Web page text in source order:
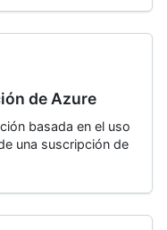
de Azure
basada en el uso
una suscripción de